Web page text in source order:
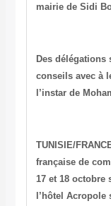
mairie de Sidi
Des délégations
conseils avec à
l’instar de
TUNISIE/
française de
17 et 18 octobre
l’hôtel